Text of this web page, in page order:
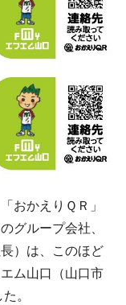
おかえりＱＲ」
グループ会社、
）は、このほど
ム山口（山口市
。